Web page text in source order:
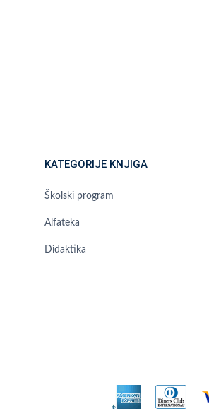
KATEGORIJE KNJIGA
Školski program
Alfateka
Didaktika